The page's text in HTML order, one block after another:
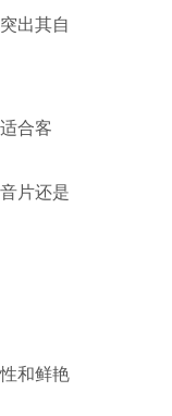
出其自
合客
片还是
和鲜艳